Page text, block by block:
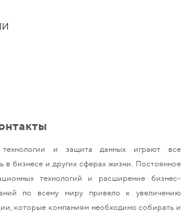
технологии и защита данных играют все
в бизнесе и других сферах жизни. Постоянное
технологий и расширение бизнес-
по всему миру привело к увеличению
которые компаниям необходимо собирать и